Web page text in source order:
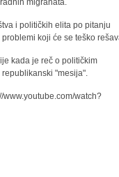
migranata.
i političkih elita po pitanju
koji će se teško
kada je reč o političkim
"mesija".
watch?